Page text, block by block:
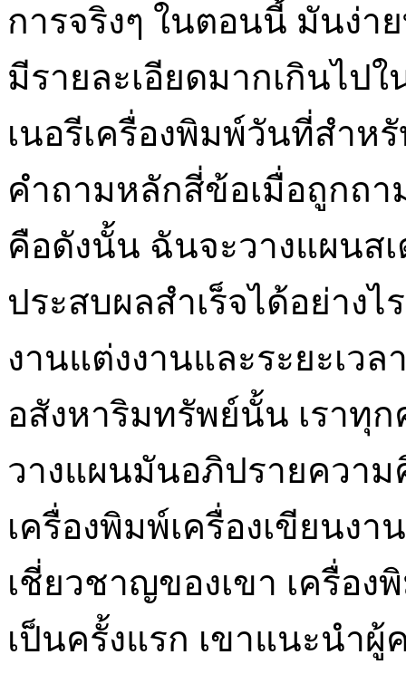
การจริงๆ ในตอนนี้ มันง่า
มีรายละเอียดมากเกินไป
เนอรีเครื่องพิมพ์วันที่สำห
คำถามหลักสี่ข้อเมื่อถูกถา
คือดังนั้น ฉันจะวางแผนส
ประสบผลสำเร็จได้อย่าง
งานแต่งงานและระยะเว
อสังหาริมทรัพย์นั้น เราทุ
วางแผนมันอภิปรายควา
เครื่องพิมพ์เครื่องเขียนง
เชี่ยวชาญของเขา เครื่อ
เป็นครั้งแรก เขาแนะนำ